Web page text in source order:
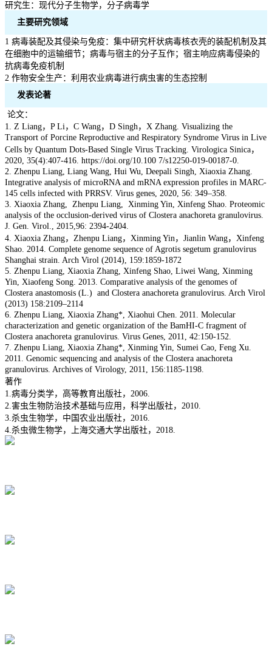
研究生：现代分子生物学，分子病毒学
主要研究领域
1 病毒装配及其侵染与免疫：集中研究杆状病毒核衣壳的装配机制及其
在细胞中的运输细节；病毒与宿主的分子互作；宿主响应病毒侵染的
抗病毒免疫机制
2 作物安全生产：利用农业病毒进行病虫害的生态控制
发表论著
论文：
1. Z Liang，P Li，C Wang，D Singh，X Zhang. Visualizing the
Transport of Porcine Reproductive and Respiratory Syndrome Virus in Live
Cells by Quantum Dots-Based Single Virus Tracking. Virologica Sinica，
2020, 35(4):407-416. https://doi.org/10.100 7/s12250-019-00187-0.
2. Zhenpu Liang, Liang Wang, Hui Wu, Deepali Singh, Xiaoxia Zhang.
Integrative analysis of microRNA and mRNA expression profiles in MARC-
145 cells infected with PRRSV. Virus genes, 2020, 56: 349–358.
3. Xiaoxia Zhang, Zhenpu Liang, Xinming Yin, Xinfeng Shao. Proteomic
analysis of the occlusion-derived virus of Clostera anachoreta granulovirus.
J. Gen. Virol., 2015,96: 2394-2404.
4. Xiaoxia Zhang，Zhenpu Liang，Xinming Yin，Jianlin Wang，Xinfeng
Shao. 2014. Complete genome sequence of Agrotis segetum granulovirus
Shanghai strain. Arch Virol (2014), 159:1859-1872
5. Zhenpu Liang, Xiaoxia Zhang, Xinfeng Shao, Liwei Wang, Xinming
Yin, Xiaofeng Song. 2013. Comparative analysis of the genomes of
Clostera anastomosis (L.) and Clostera anachoreta granulovirus. Arch Virol
(2013) 158:2109–2114
6. Zhenpu Liang, Xiaoxia Zhang*, Xiaohui Chen. 2011. Molecular
characterization and genetic organization of the BamHI-C fragment of
Clostera anachoreta granulovirus. Virus Genes, 2011, 42:150-152.
7. Zhenpu Liang, Xiaoxia Zhang*, Xinming Yin, Sumei Cao, Feng Xu.
2011. Genomic sequencing and analysis of the Clostera anachoreta
granulovirus. Archives of Virology, 2011, 156:1185-1198.
著作
1.病毒分类学，高等教育出版社，2006.
2.害虫生物防治技术基础与应用，科学出版社，2010.
3.杀虫生物学，中国农业出版社，2016.
4.杀虫微生物学，上海交通大学出版社，2018.